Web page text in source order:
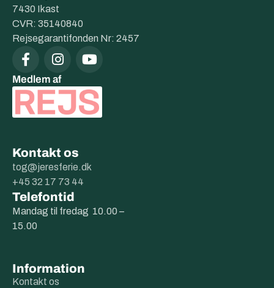
7430 Ikast
CVR: 35140840
Rejsegarantifonden Nr: 2457
Medlem af
Kontakt os
tog@jeresferie.dk
+45 32 17 73 44
Telefontid
Mandag til fredag 10.00 –
15.00
Information
Kontakt os